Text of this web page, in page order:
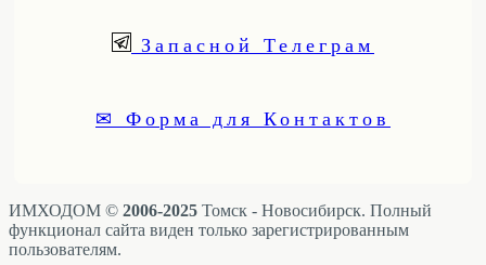
Запасной Телеграм
✉ Форма для Контактов
ИМХОДОМ © 2006-2025 Томск - Новосибирск. Полный
функционал сайта виден только зарегистрированным
пользователям.